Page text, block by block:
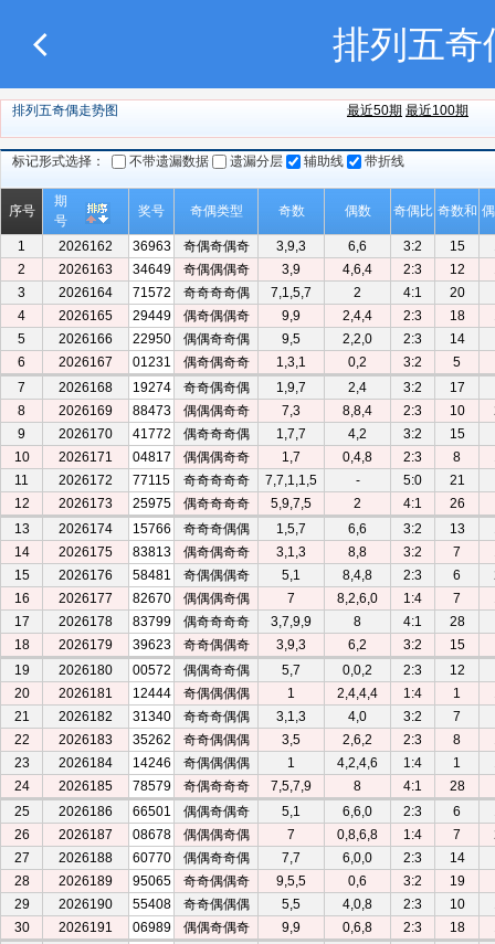
排列五奇
排列五奇偶走势图 最近50期 最近100期
标记形式选择： 不带遗漏数据 遗漏分层 辅助线 带折线
序号
期
号
奖号 奇偶类型 奇数 偶数 奇偶比 奇数和
1 2026162 36963 奇偶奇偶奇 3,9,3 6,6 3:2 15
2
2026163 34649 奇偶偶偶奇 3,9 4,6,4 2:3 12
3
2026164 71572 奇奇奇奇偶 7,1,5,7 2 4:1
20
4
2026165 29449 偶奇偶偶奇 9,9 2,4,4 2:3 18
5
2026166 22950 偶偶奇奇偶 9,5 2,2,0 2:3
14
6
2026167 01231 偶奇偶奇奇 1,3,1 0,2 3:2
5
7
2026168 19274 奇奇偶奇偶 1,9,7 2,4 3:2
17
8
2026169 88473 偶偶偶奇奇 7,3 8,8,4 2:3 10
9
2026170 41772 偶奇奇奇偶 1,7,7 4,2 3:2
15
10
2026171 04817 偶偶偶奇奇 1,7 0,4,8 2:3 8
11
2026172 77115 奇奇奇奇奇 7,7,1,1,5 - 5:0
21
12
2026173 25975 偶奇奇奇奇 5,9,7,5 2 4:1
26
13
2026174 15766 奇奇奇偶偶 1,5,7 6,6 3:2 13
14
2026175 83813 偶奇偶奇奇 3,1,3 8,8 3:2 7
15
2026176 58481 奇偶偶偶奇 5,1 8,4,8 2:3 6
16
2026177 82670 偶偶偶奇偶 7 8,2,6,0 1:4 7
17
2026178 83799 偶奇奇奇奇 3,7,9,9 8 4:1
28
18
2026179 39623 奇奇偶偶奇 3,9,3 6,2 3:2
15
19
2026180 00572 偶偶奇奇偶 5,7 0,0,2 2:3
12
20
2026181 12444 奇偶偶偶偶 1 2,4,4,4 1:4 1
21
2026182 31340 奇奇奇偶偶 3,1,3 4,0 3:2
7
22
2026183 35262 奇奇偶偶偶 3,5 2,6,2 2:3 8
23
2026184 14246 奇偶偶偶偶 1 4,2,4,6 1:4 1
24
2026185 78579 奇偶奇奇奇 7,5,7,9 8 4:1
28
25
2026186 66501 偶偶奇偶奇 5,1 6,6,0 2:3 6
26
2026187 08678 偶偶偶奇偶 7 0,8,6,8 1:4 7
27
2026188 60770 偶偶奇奇偶 7,7 6,0,0 2:3
14
28
2026189 95065 奇奇偶偶奇 9,5,5 0,6 3:2
19
29
2026190 55408 奇奇偶偶偶 5,5 4,0,8 2:3 10
30
2026191 06989 偶偶奇偶奇 9,9 0,6,8 2:3 18